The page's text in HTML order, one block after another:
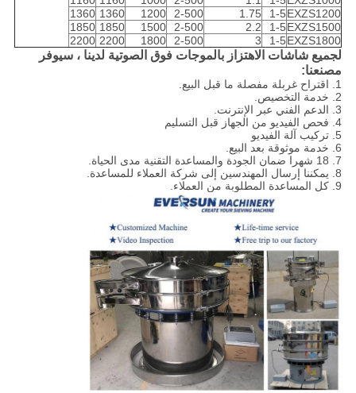
EXZS1200
1-5
1.75
2-500
1200
1360
1360
EXZS1500
1-5
2.2
2-500
1500
1850
1850
EXZS1800
1-5
3
2-500
1800
2200
2200
لجميع شاشات الاهتزاز بالموجات فوق الصوتية لدينا ، سيوفر
مصنعنا:
1. اقتراح غربلة مفصلة ما قبل البيع.
2. خدمة التخصيص.
3. الدعم الفني عبر الإنترنت.
4. فحص الفيديو من الجهاز قبل التسليم
5. تركيب آلة الفيديو
6. خدمة موثوقة بعد البيع.
7. 18 شهرا ضمان الجودة والمساعدة التقنية مدى الحياة.
8. يمكننا إرسال المهندسين إلى شركة العملاء للمساعدة.
9. كل المساعدة المطلوبة من العملاء.